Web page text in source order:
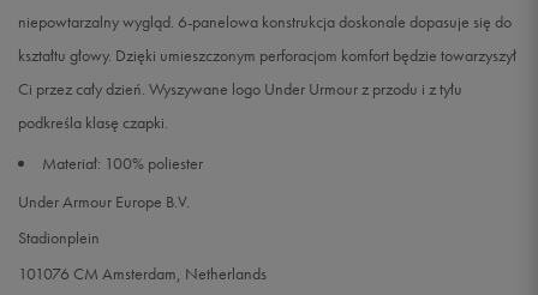
niepowtarzalny wygląd. 6-panelowa konstrukcja doskonale dopasuje się do
kształtu głowy. Dzięki umieszczonym perforacjom komfort będzie towarzyszył
Ci przez cały dzień. Wyszywane logo Under Urmour z przodu i z tyłu
podkreśla klasę czapki.
Materiał: 100% poliester
Under Armour Europe B.V.
Stadionplein
101076 CM Amsterdam, Netherlands